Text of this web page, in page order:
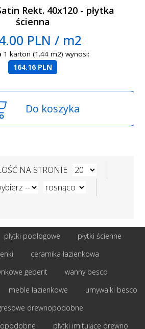
Rekt. 40x120 - płytka
ścienna
PLN / m2
1 karton (1.44 m2) wynosi:
164.16 PLN
Do koszyka
NA STRONIE
płytki podłogowe
płytki ścienne
ceramika łazienkowa
geberit
wanny besco
meble łazienkowe
umywalki besco
drewnopodobne
płytki imitujące drewno